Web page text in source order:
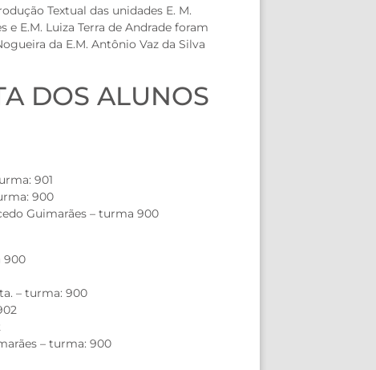
Textual das unidades E. M.
E.M. Luiza Terra de Andrade foram
da E.M. Antônio Vaz da Silva
DOS ALUNOS
901
900
Guimarães – turma 900
900
– turma: 900
– turma: 900